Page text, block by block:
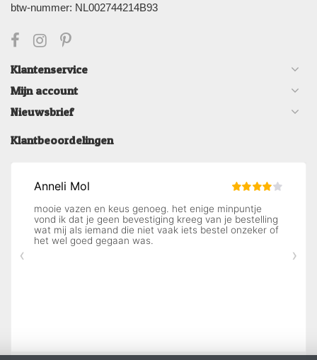
btw-nummer: NL002744214B93
Klantenservice
Mijn account
Nieuwsbrief
Klantbeoordelingen